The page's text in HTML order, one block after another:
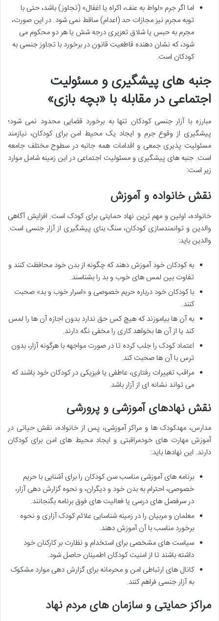
اما اگر جرم «لواط به عنف، اکراه یا اغفال» (تجاوز) باشد، حتی با
توبه مجرم نیز مجازات حد (اعدام) ساقط نمی شود. در این صورت،
مجرم به حبس یا شلاق تعزیری درجه شش یا هر دو محکوم می
شود، که نشان دهنده قاطعیت قانون در برخورد با تجاوز جنسی به
کودکان است.
جنبه های پیشگیری و مسئولیت
اجتماعی در مقابله با «بچه بازی»
مبارزه با آزار جنسی کودکان تنها به برخورد قضایی محدود نمی شود؛
پیشگیری از وقوع جرم و ایجاد یک محیط امن برای کودکان، نیازمند
مسئولیت پذیری جمعی و اقدامات همه جانبه در سطوح مختلف جامعه
است. جنبه های پیشگیری و مسئولیت اجتماعی در این زمینه شامل موارد
زیر است:
نقش خانواده و آموزش
خانواده، اولین و مهم ترین نهاد حمایتی برای کودک است. افزایش آگاهی
والدین و توانمندسازی کودکان، سنگ بنای پیشگیری از آزار جنسی است.
والدین باید:
به کودکان خود آموزش دهند که چگونه از بدن خود محافظت کنند و
تفاوت بین لمس های خوب و بد را بشناسند.
با کودکان خود درباره حریم خصوصی و «اسرار خوب و بد» صحبت
کنند.
به آن ها بیاموزند که هیچ کس حق ندارد بدون اجازه آن ها را لمس
کند یا از آن ها بخواهد کاری را مخفی نگه دارند.
اعتماد کودک را جلب کرده تا در صورت مواجهه با هرگونه آزار، بدون
ترس با آن ها صحبت کند.
مراقب تغییرات رفتاری، عاطفی یا فیزیکی در کودکان خود باشند که
می تواند نشانه ای از آزار باشد.
نقش نهادهای آموزشی و پرورشی
مدارس، مهدکودک ها و مراکز آموزشی، پس از خانواده، نقش حیاتی در
آموزش مهارت های خودمراقبتی و ایجاد محیط های امن برای کودکان
دارند. این نهادها باید:
برنامه های آموزشی مناسب سن کودکان را برای آشنایی با حریم
خصوصی، احترام به بدن خود و دیگران، و نحوه گزارش دهی آزار،
در سرفصل های درسی یا فعالیت های فوق برنامه بگنجانند.
معلمان و مربیان را در زمینه شناسایی علائم کودک آزاری و نحوه
برخورد مناسب با آن آموزش دهند.
سیاست های مشخصی برای استخدام و نظارت بر کارکنان خود
داشته باشند تا از امنیت کودکان اطمینان حاصل شود.
کانال های ارتباطی امن و محرمانه برای گزارش دهی موارد مشکوک
به آزار جنسی فراهم کنند.
مراکز حمایتی و سازمان های مردم نهاد